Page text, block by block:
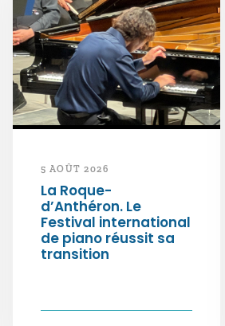
5 AOÛT 2026
La Roque-
d’Anthéron. Le
Festival international
de piano réussit sa
transition